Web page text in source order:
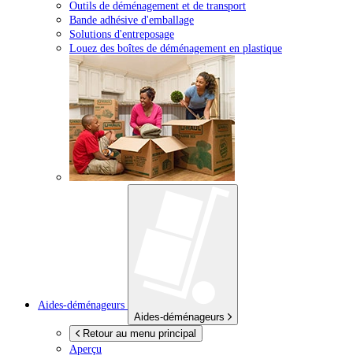
Outils de déménagement et de transport
Bande adhésive d'emballage
Solutions d'entreposage
Louez des boîtes de déménagement en plastique
Aides-déménageurs
Aides-déménageurs
Retour au menu principal
Aperçu